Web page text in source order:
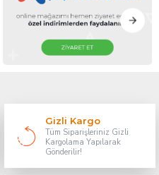
Gizli Kargo
Tüm Siparişleriniz Gizli
Kargolama Yapılarak
Gönderilir!